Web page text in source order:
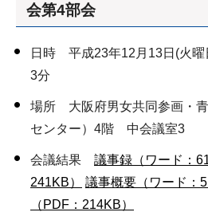
会第4部会
日時 平成23年12月13日(火曜
3分
場所 大阪府男女共同参画・
センター）4階 中会議室3
会議結果 議事録（ワード：
241KB）
議事概要（ワード：
（PDF：214KB）